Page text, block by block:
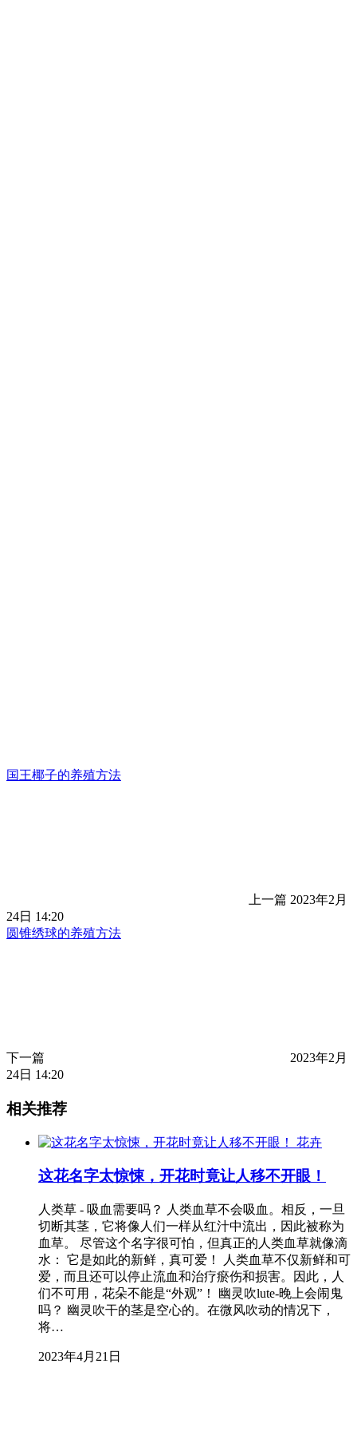
国王椰子的养殖方法
上一篇 2023年2月
24日 14:20
圆锥绣球的养殖方法
下一篇
2023年2月
24日 14:20
相关推荐
花卉
这花名字太惊悚，开花时竟让人移不开眼！
人类草 - 吸血需要吗？ 人类血草不会吸血。相反，一旦
切断其茎，它将像人们一样从红汁中流出，因此被称为
血草。 尽管这个名字很可怕，但真正的人类血草就像滴
水： 它是如此的新鲜，真可爱！ 人类血草不仅新鲜和可
爱，而且还可以停止流血和治疗瘀伤和损害。因此，人
们不可用，花朵不能是“外观”！ 幽灵吹lute-晚上会闹鬼
吗？ 幽灵吹干的茎是空心的。在微风吹动的情况下，
将…
2023年4月21日